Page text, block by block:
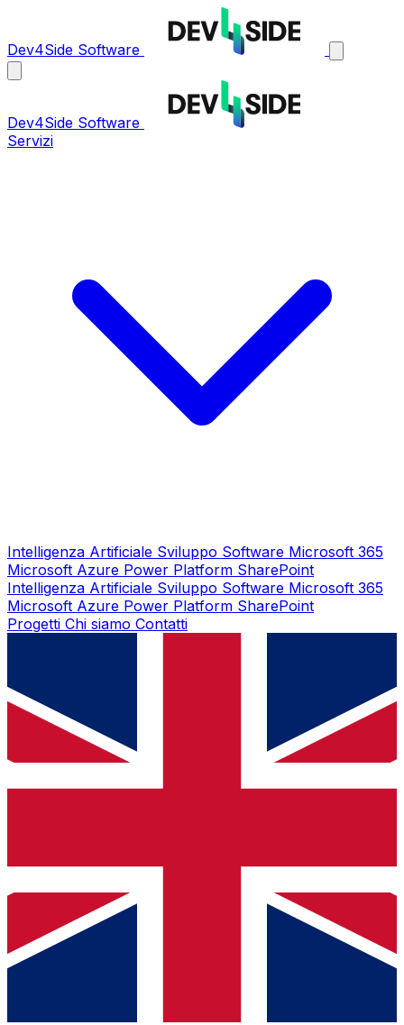
Dev4Side Software
Dev4Side Software
Servizi
Intelligenza Artificiale Sviluppo Software Microsoft 365
Microsoft Azure Power Platform SharePoint
Intelligenza Artificiale Sviluppo Software Microsoft 365
Microsoft Azure Power Platform SharePoint
Progetti Chi siamo Contatti